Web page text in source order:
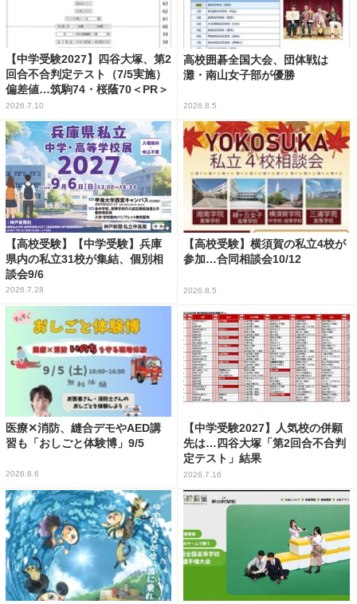
【中学受験2027】四谷大塚、第2
回合不合判定テスト（7/5実施）
偏差値…筑駒74・桜蔭70＜PR＞
2026.7.10
高校囲碁全国大会、団体戦は
灘・南山女子部が優勝
2026.8.5
【高校受験】【中学受験】兵庫
県内の私立31校が集結、個別相
談会9/6
2026.7.28
【高校受験】横須賀の私立4校が
参加…合同相談会10/12
2026.8.5
医療✕消防、縫合デモやAED講
習も「おしごと体験博」9/5
2026.8.6
【中学受験2027】人気校の併願
先は…四谷大塚「第2回合不合判
定テスト」結果
2026.7.16